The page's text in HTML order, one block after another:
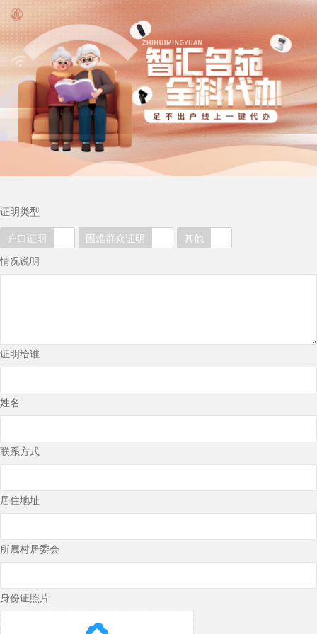
证明类型
户口证明
困难群众证明
其他
情况说明
证明给谁
姓名
联系方式
居住地址
所属村居委会
身份证照片